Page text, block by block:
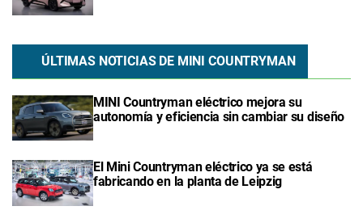
ÚLTIMAS NOTICIAS DE MINI COUNTRYMAN
MINI Countryman eléctrico mejora su
autonomía y eficiencia sin cambiar su diseño
El Mini Countryman eléctrico ya se está
fabricando en la planta de Leipzig